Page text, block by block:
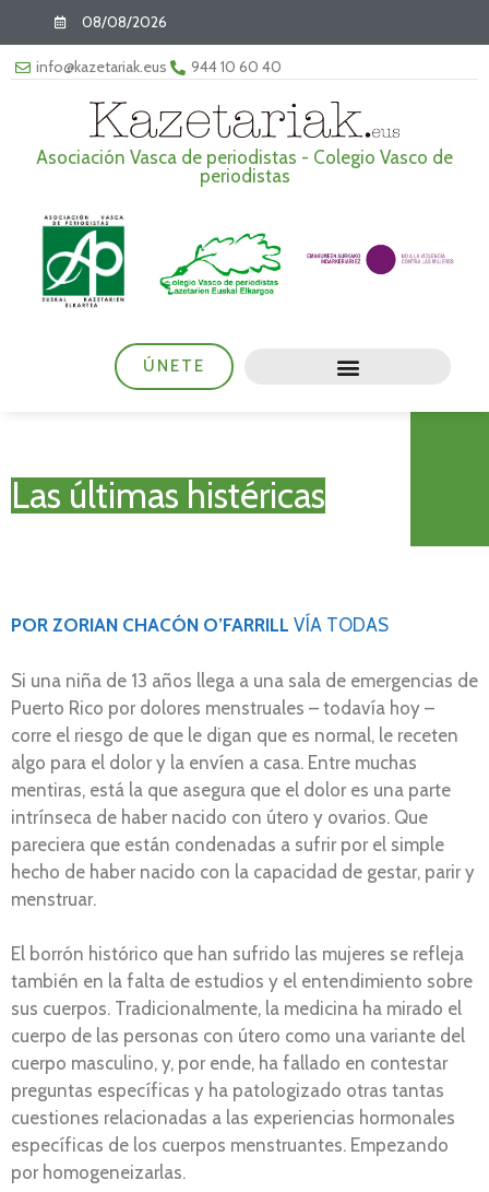
08/08/2026
info@kazetariak.eus 944 10 60 40
Asociación Vasca de periodistas - Colegio Vasco de
periodistas
ÚNETE
Las últimas histéricas
POR ZORIAN CHACÓN O’FARRILL VÍA TODAS
Si una niña de 13 años llega a una sala de emergencias de
Puerto Rico por dolores menstruales – todavía hoy –
corre el riesgo de que le digan que es normal, le receten
algo para el dolor y la envíen a casa. Entre muchas
mentiras, está la que asegura que el dolor es una parte
intrínseca de haber nacido con útero y ovarios. Que
pareciera que están condenadas a sufrir por el simple
hecho de haber nacido con la capacidad de gestar, parir y
menstruar.
El borrón histórico que han sufrido las mujeres se refleja
también en la falta de estudios y el entendimiento sobre
sus cuerpos. Tradicionalmente, la medicina ha mirado el
cuerpo de las personas con útero como una variante del
cuerpo masculino, y, por ende, ha fallado en contestar
preguntas específicas y ha patologizado otras tantas
cuestiones relacionadas a las experiencias hormonales
específicas de los cuerpos menstruantes. Empezando
por homogeneizarlas.